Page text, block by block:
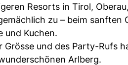
Resorts in Tirol,
zu – beim
und Kuchen.
Grösse und des Party-Rufs
Arlberg.